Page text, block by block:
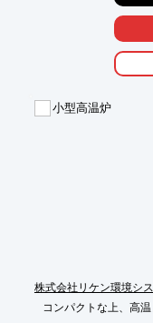
使用可能です。ご要
【仕様（一部抜粋）】
■最高温度：1800℃
■常用温度：1700℃
■置換真空度：0.1Pa
■ヒートゾーン：
小型高温炉
株式会社リケン環境シ
コンパクトな上、高